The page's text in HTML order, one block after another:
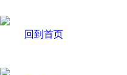
回到首页